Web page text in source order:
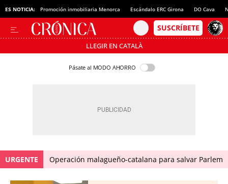
ES NOTICIA: Promoción inmobiliaria Menorca Escándalo ERC Girona DO Cava
LLEGIR EN CATALÀ
Pásate al MODO AHORRO
URGENTE Operación malagueño-catalana para salvar Parlem